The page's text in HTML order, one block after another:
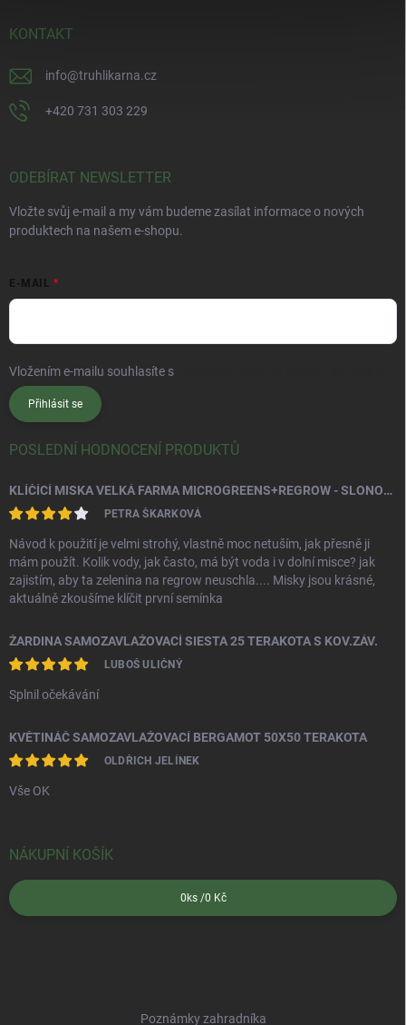
KONTAKT
info@truhlikarna.cz
+420 731 303 229
ODEBÍRAT NEWSLETTER
Vložte svůj e-mail a my vám budeme zasílat informace o nových
produktech na našem e-shopu.
E-MAIL
Vložením e-mailu souhlasíte s
Přihlásit se
POSLEDNÍ HODNOCENÍ PRODUKTŮ
KLÍČÍCÍ MISKA VELKÁ FARMA MICROGREENS+REGROW - SLONOVÁ KOST
PETRA ŠKARKOVÁ
Návod k použití je velmi strohý, vlastně moc netuším, jak přesně ji
mám použít. Kolik vody, jak často, má být voda i v dolní misce? jak
zajistím, aby ta zelenina na regrow neuschla.... Misky jsou krásné,
aktuálně zkoušíme klíčit první semínka
ŽARDINA SAMOZAVLAŽOVACÍ SIESTA 25 TERAKOTA S KOV.ZÁV.
LUBOŠ ULIČNÝ
Splnil očekávání
KVĚTINÁČ SAMOZAVLAŽOVACÍ BERGAMOT 50X50 TERAKOTA
OLDŘICH JELÍNEK
Vše OK
NÁKUPNÍ KOŠÍK
0 ks /0 Kč
Poznámky zahradníka